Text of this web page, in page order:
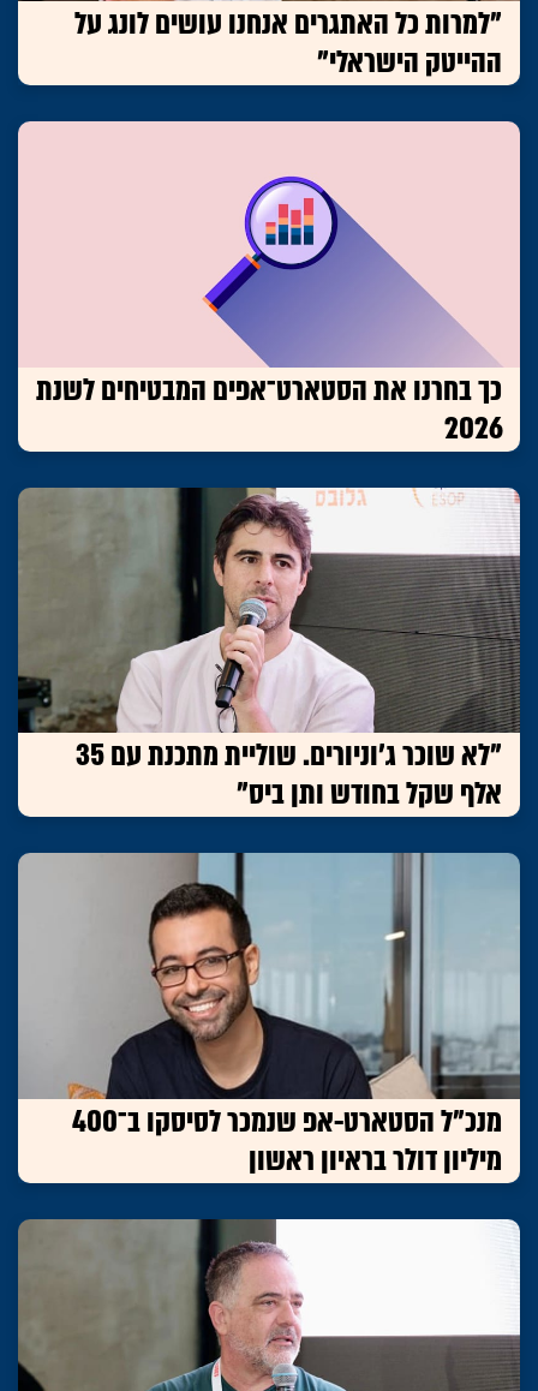
"למרות כל האתגרים אנחנו עושים לונג על
ההייטק הישראלי"
כך בחרנו את הסטארט־אפים המבטיחים לשנת
2026
"לא שוכר ג׳וניורים. שוליית מתכנת עם 35
אלף שקל בחודש ותן ביס"
מנכ"ל הסטארט-אפ שנמכר לסיסקו ב־400
מיליון דולר בראיון ראשון